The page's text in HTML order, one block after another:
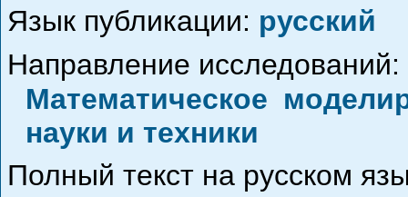
Язык публикации: русский
Направление исследований:
Математическое
науки и техники
Полный текст на русском